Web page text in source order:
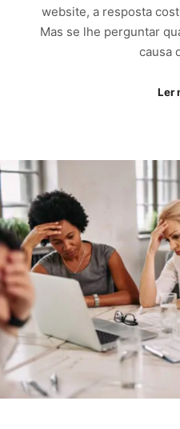
website, a resposta
Mas se lhe perguntar
causa
Ler